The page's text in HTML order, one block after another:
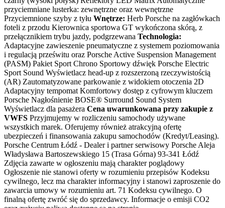
przyciemniane lusterka: zewnętrzne oraz wewnętrzne
Przyciemnione szyby z tyłu Wnętrze: Herb Porsche na zagłówkach
foteli z przodu Kierownica sportowa GT wykończona skórą, z
przełącznikiem trybu jazdy, podgrzewana Technologia:
Adaptacyjne zawieszenie pneumatyczne z systemem poziomowania
i regulacją prześwitu oraz Porsche Active Suspension Management
(PASM) Pakiet Sport Chrono Sportowy dźwięk Porsche Electric
Sport Sound Wyświetlacz head-up z rozszerzoną rzeczywistością
(AR) Zautomatyzowane parkowanie z widokiem otoczenia 2D
Adaptacyjny tempomat Komfortowy dostęp z cyfrowym kluczem
Porsche Nagłośnienie BOSE® Surround Sound System
Wyświetlacz dla pasażera Cena uwarunkowana przy zakupie z
VWFS Przyjmujemy w rozliczeniu samochody używane
wszystkich marek. Oferujemy również atrakcyjną ofertę
ubezpieczeń i finansowania zakupu samochodów (Kredyt/Leasing).
Porsche Centrum Łódź - Dealer i partner serwisowy Porsche Aleja
Władysława Bartoszewskiego 15 (Trasa Górna) 93-341 Łódź
Zdjęcia zawarte w ogłoszeniu mają charakter poglądowy
Ogłoszenie nie stanowi oferty w rozumieniu przepisów Kodeksu
cywilnego, lecz ma charakter informacyjny i stanowi zaproszenie do
zawarcia umowy w rozumieniu art. 71 Kodeksu cywilnego. O
finalną ofertę zwróć się do sprzedawcy. Informacje o emisji CO2